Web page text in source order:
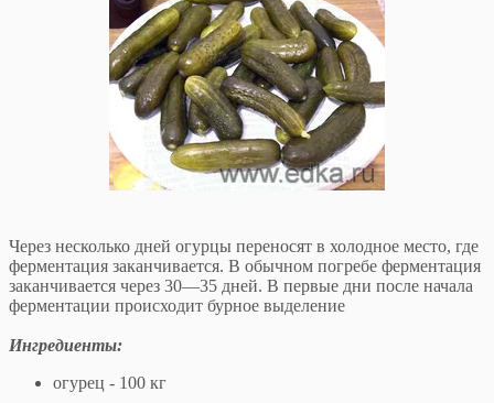
Через несколько дней огурцы переносят в холодное место, где
ферментация заканчивается. В обычном погребе ферментация
заканчивается через 30—35 дней. В первые дни после начала
ферментации происходит бурное выделение
Ингредиенты:
огурец - 100 кг